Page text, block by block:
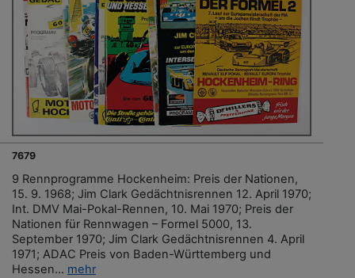
7679
9 Rennprogramme Hockenheim: Preis der Nationen,
15. 9. 1968; Jim Clark Gedächtnisrennen 12. April 1970;
Int. DMV Mai-Pokal-Rennen, 10. Mai 1970; Preis der
Nationen für Rennwagen – Formel 5000, 13.
September 1970; Jim Clark Gedächtnisrennen 4. April
1971; ADAC Preis von Baden-Württemberg und
Hessen... mehr